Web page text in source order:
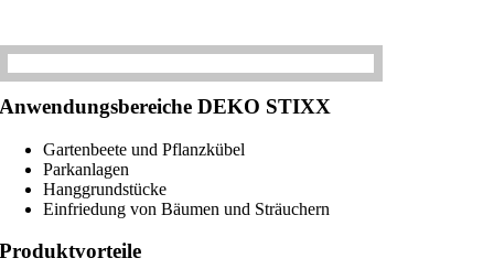
Anwendungsbereiche DEKO STIXX
Gartenbeete und Pflanzkübel
Parkanlagen
Hanggrundstücke
Einfriedung von Bäumen und Sträuchern
Produktvorteile